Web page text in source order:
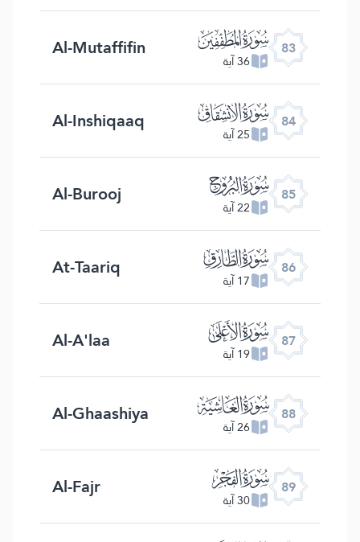
83 ﰀ
36 آية Al-Mutaffifin
84 ﰁ
25 آية Al-Inshiqaaq
85 ﰂ
22 آية Al-Burooj
86 ﰃ
17 آية At-Taariq
87 ﰄ
19 آية Al-A'laa
88 ﰅ
26 آية Al-Ghaashiya
89 ﰆ
30 آية Al-Fajr